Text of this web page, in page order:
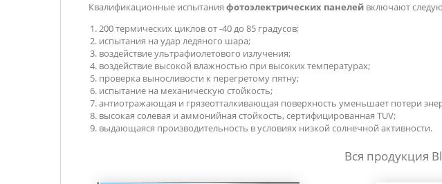
Квалификационные испытания фотоэлектрических панелей включают
200 термических циклов от -40 до 85 градусов;
испытания на удар ледяного шара;
воздействие ультрафиолетового излучения;
воздействие высокой влажностью при высоких температурах;
проверка выносливости к перегретому пятну;
испытание на механическую стойкость;
антиотражающая и грязеотталкивающая поверхность уменьшает потери
высокая солевая и аммонийная стойкость, сертифицированная TUV;
выдающаяся производительность в условиях низкой солнечной активности.
Вся продукция